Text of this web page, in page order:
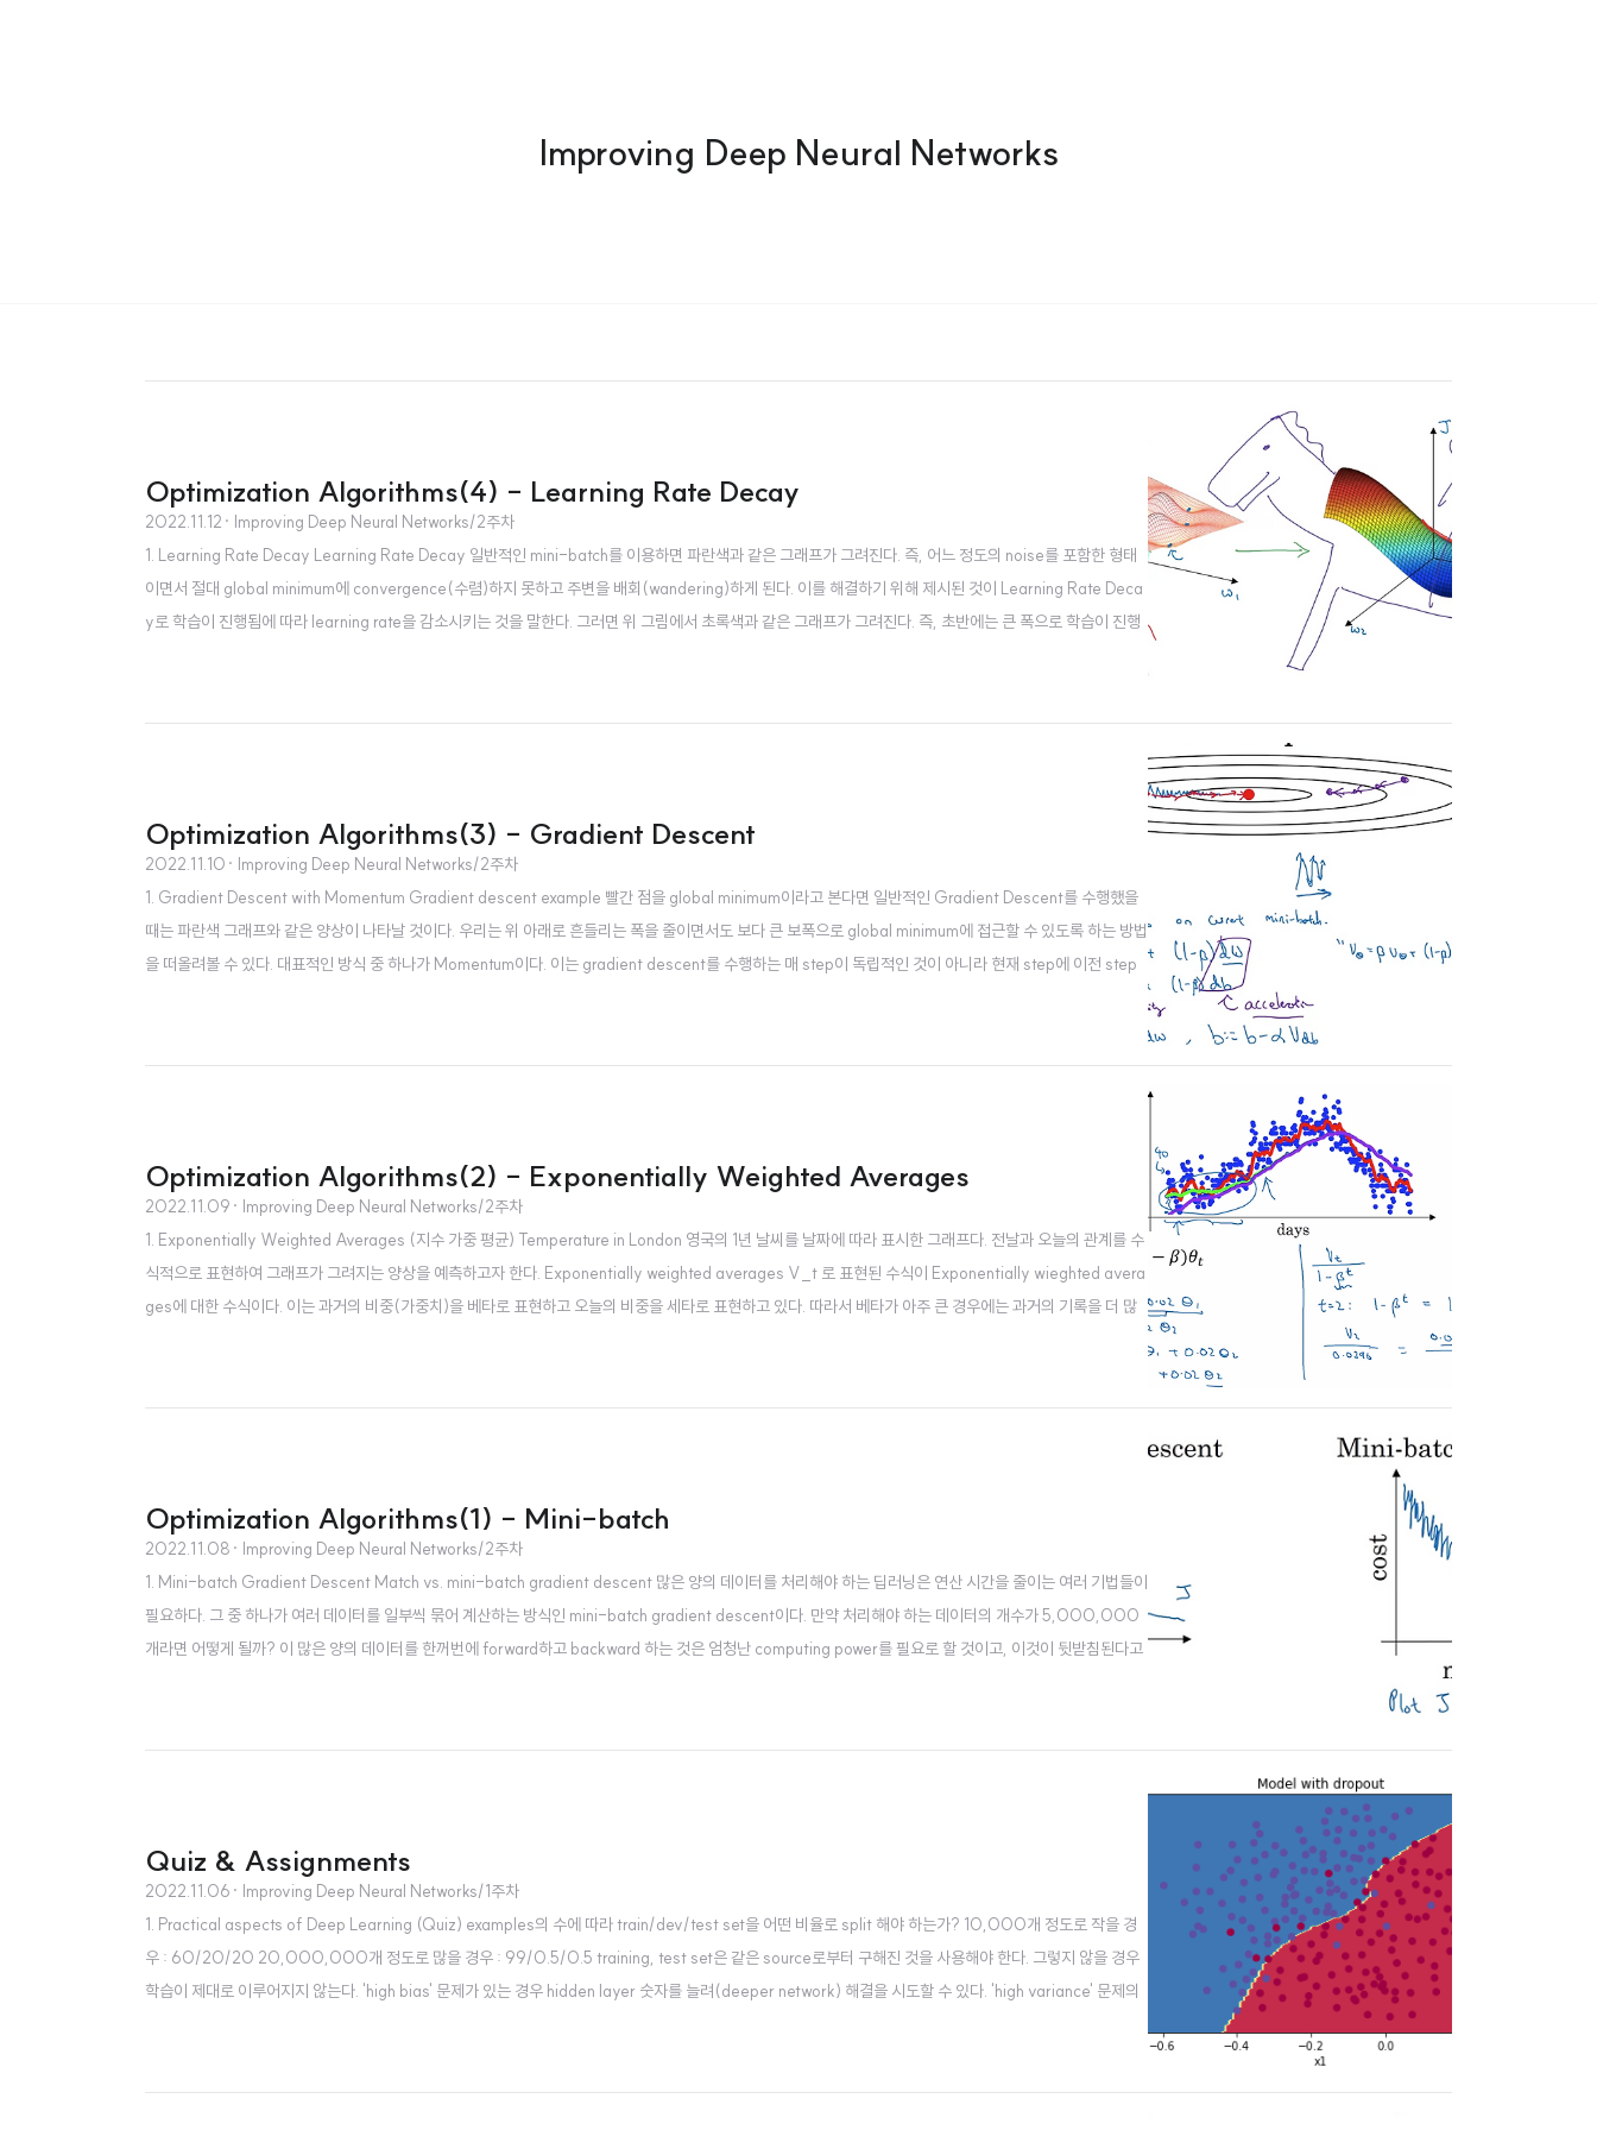
Improving Deep Neural Networks
Optimization Algorithms(4) - Learning Rate Decay
2022.11.12 · Improving Deep Neural Networks/2주차
1. Learning Rate Decay Learning Rate Decay 일반적인 mini-batch를 이용하면 파란색과 같은 그래프가 그려진다. 즉, 어느 정도의 noise를 포함한 형태
이면서 절대 global minimum에 convergence(수렴)하지 못하고 주변을 배회(wandering)하게 된다. 이를 해결하기 위해 제시된 것이 Learning Rate Deca
y로 학습이 진행됨에 따라 learning rate을 감소시키는 것을 말한다. 그러면 위 그림에서 초록색과 같은 그래프가 그려진다. 즉, 초반에는 큰 폭으로 학습이 진행
Optimization Algorithms(3) - Gradient Descent
2022.11.10 · Improving Deep Neural Networks/2주차
1. Gradient Descent with Momentum Gradient descent example 빨간 점을 global minimum이라고 본다면 일반적인 Gradient Descent를 수행했을
때는 파란색 그래프와 같은 양상이 나타날 것이다. 우리는 위 아래로 흔들리는 폭을 줄이면서도 보다 큰 보폭으로 global minimum에 접근할 수 있도록 하는 방법
을 떠올려볼 수 있다. 대표적인 방식 중 하나가 Momentum이다. 이는 gradient descent를 수행하는 매 step이 독립적인 것이 아니라 현재 step에 이전 step
Optimization Algorithms(2) - Exponentially Weighted Averages
2022.11.09 · Improving Deep Neural Networks/2주차
1. Exponentially Weighted Averages (지수 가중 평균) Temperature in London 영국의 1년 날씨를 날짜에 따라 표시한 그래프다. 전날과 오늘의 관계를 수
식적으로 표현하여 그래프가 그려지는 양상을 예측하고자 한다. Exponentially weighted averages V_t 로 표현된 수식이 Exponentially wieghted avera
ges에 대한 수식이다. 이는 과거의 비중(가중치)을 베타로 표현하고 오늘의 비중을 세타로 표현하고 있다. 따라서 베타가 아주 큰 경우에는 과거의 기록을 더 많
Optimization Algorithms(1) - Mini-batch
2022.11.08 · Improving Deep Neural Networks/2주차
1. Mini-batch Gradient Descent Match vs. mini-batch gradient descent 많은 양의 데이터를 처리해야 하는 딥러닝은 연산 시간을 줄이는 여러 기법들이
필요하다. 그 중 하나가 여러 데이터를 일부씩 묶어 계산하는 방식인 mini-batch gradient descent이다. 만약 처리해야 하는 데이터의 개수가 5,000,000
개라면 어떻게 될까? 이 많은 양의 데이터를 한꺼번에 forward하고 backward 하는 것은 엄청난 computing power를 필요로 할 것이고, 이것이 뒷받침된다고
Quiz & Assignments
2022.11.06 · Improving Deep Neural Networks/1주차
1. Practical aspects of Deep Learning (Quiz) examples의 수에 따라 train/dev/test set을 어떤 비율로 split 해야 하는가? 10,000개 정도로 작을 경
우 : 60/20/20 20,000,000개 정도로 많을 경우 : 99/0.5/0.5 training, test set은 같은 source로부터 구해진 것을 사용해야 한다. 그렇지 않을 경우
학습이 제대로 이루어지지 않는다. 'high bias' 문제가 있는 경우 hidden layer 숫자를 늘려(deeper network) 해결을 시도할 수 있다. 'high variance' 문제의